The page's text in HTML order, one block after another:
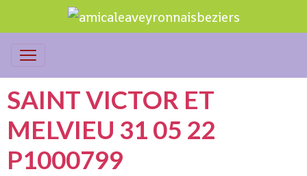
SAINT VICTOR ET
MELVIEU 31 05 22
P1000799